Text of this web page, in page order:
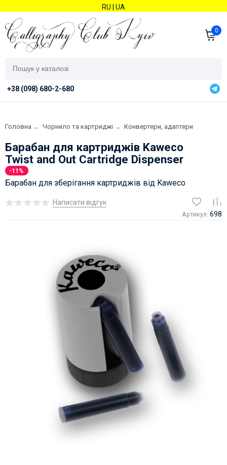
RU UA
0
+38 (098) 680-2-680
Головна → Чорнило та картриджі → Конвертери, адаптери
Барабан для картриджів Kaweco
Twist and Out Cartridge Dispenser
-11%
Барабан для зберігання картриджів від Kaweco
Написати відгук
Артикул: 698